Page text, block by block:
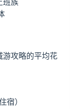
班族
游攻略的平均花
宿）